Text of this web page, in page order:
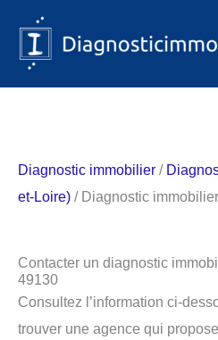
contenu
Diagnostic immobilier /
et-Loire) / Diagnostic
Contacter un diagnostic
49130
Consultez l’information ci-
trouver une agence qui